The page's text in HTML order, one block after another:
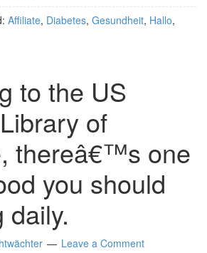
Affiliate, Diabetes, Gesundheit, Hallo,
to the US
of
thereâ€™s one
you should
daily.
Leave a Comment